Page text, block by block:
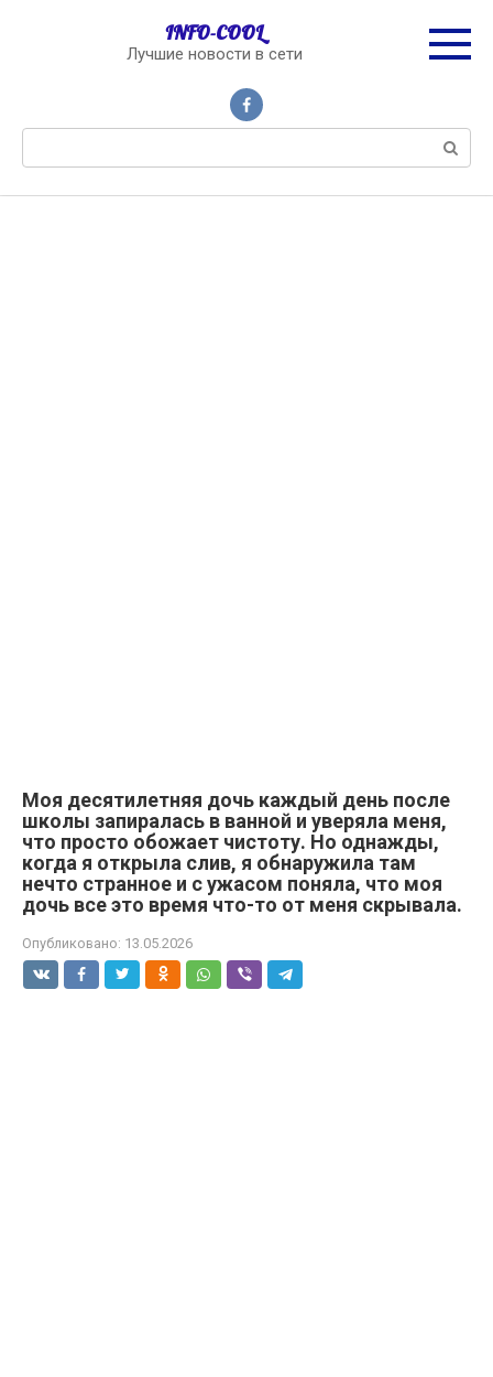
INFO-COOL
Лучшие новости в сети
Моя десятилетняя дочь каждый день после
школы запиралась в ванной и уверяла меня,
что просто обожает чистоту. Но однажды,
когда я открыла слив, я обнаружила там
нечто странное и с ужасом поняла, что моя
дочь все это время что-то от меня скрывала.
Опубликовано: 13.05.2026